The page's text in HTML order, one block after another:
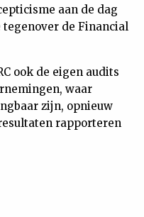
aan de dag
de Financial
ook de eigen audits
waar
zijn, opnieuw
rapporteren